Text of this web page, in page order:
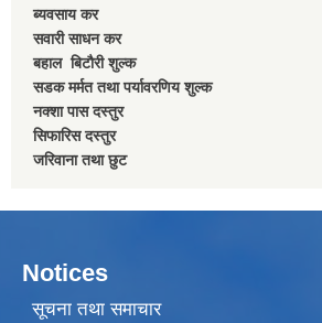
ब्यवसाय कर
सवारी साधन कर
बहाल बिटाैरी शुल्क
सडक मर्मत तथा पर्यावरणिय शुल्क
नक्शा पास दस्तुर
सिफारिस दस्तुर
जरिवाना तथा छुट
Notices
सूचना तथा समाचार